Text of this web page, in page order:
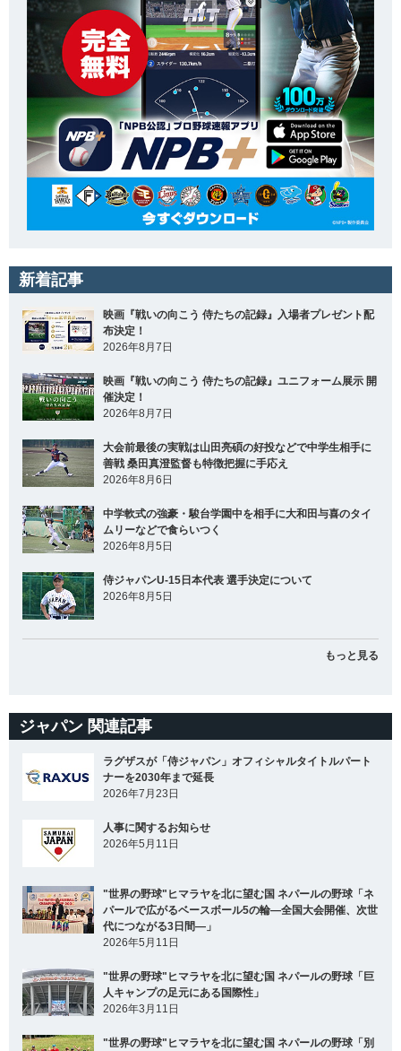
新着記事
映画『戦いの向こう 侍たちの記録』入場者プレゼント配
布決定！
2026年8月7日
映画『戦いの向こう 侍たちの記録』ユニフォーム展示 開
催決定！
2026年8月7日
大会前最後の実戦は山田亮碩の好投などで中学生相手に
善戦 桑田真澄監督も特徴把握に手応え
2026年8月6日
中学軟式の強豪・駿台学園中を相手に大和田与喜のタイ
ムリーなどで食らいつく
2026年8月5日
侍ジャパンU-15日本代表 選手決定について
2026年8月5日
もっと見る
ジャパン 関連記事
ラグザスが「侍ジャパン」オフィシャルタイトルパート
ナーを2030年まで延長
2026年7月23日
人事に関するお知らせ
2026年5月11日
"世界の野球"ヒマラヤを北に望む国 ネパールの野球「ネ
パールで広がるベースボール5の輪―全国大会開催、次世
代につながる3日間―」
2026年5月11日
"世界の野球"ヒマラヤを北に望む国 ネパールの野球「巨
人キャンプの足元にある国際性」
2026年3月11日
"世界の野球"ヒマラヤを北に望む国 ネパールの野球「別